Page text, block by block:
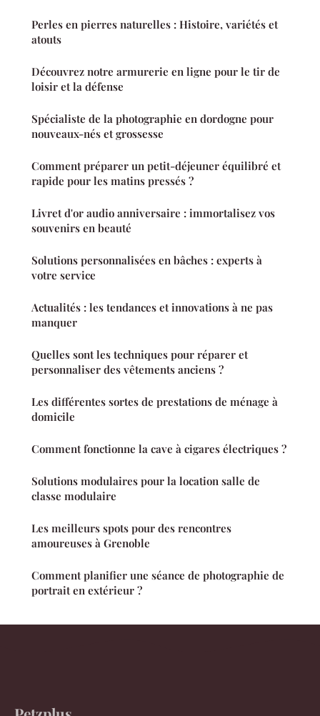
Perles en pierres naturelles : Histoire, variétés et
atouts
Découvrez notre armurerie en ligne pour le tir de
loisir et la défense
Spécialiste de la photographie en dordogne pour
nouveaux-nés et grossesse
Comment préparer un petit-déjeuner équilibré et
rapide pour les matins pressés ?
Livret d'or audio anniversaire : immortalisez vos
souvenirs en beauté
Solutions personnalisées en bâches : experts à
votre service
Actualités : les tendances et innovations à ne pas
manquer
Quelles sont les techniques pour réparer et
personnaliser des vêtements anciens ?
Les différentes sortes de prestations de ménage à
domicile
Comment fonctionne la cave à cigares électriques ?
Solutions modulaires pour la location salle de
classe modulaire
Les meilleurs spots pour des rencontres
amoureuses à Grenoble
Comment planifier une séance de photographie de
portrait en extérieur ?